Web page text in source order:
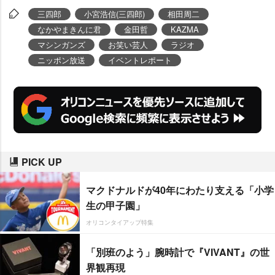
年春に“5周年”を記念して行うはず
だった番組初のイベントのリベン
ジをリスナーとともに果たした。
三四郎 小宮浩信(三四郎)
相田周二
なかやまきんに君
金田哲
KAZMA
マシンガンズ
お笑い芸人
ラジオ
ニッポン放送
イベントレポート
PICK UP
マクドナルドが40年にわたり支える「小学
生の甲子園」
オリコンタイアップ特集
「別班のよう」腕時計で『VIVANT』の世
界観再現